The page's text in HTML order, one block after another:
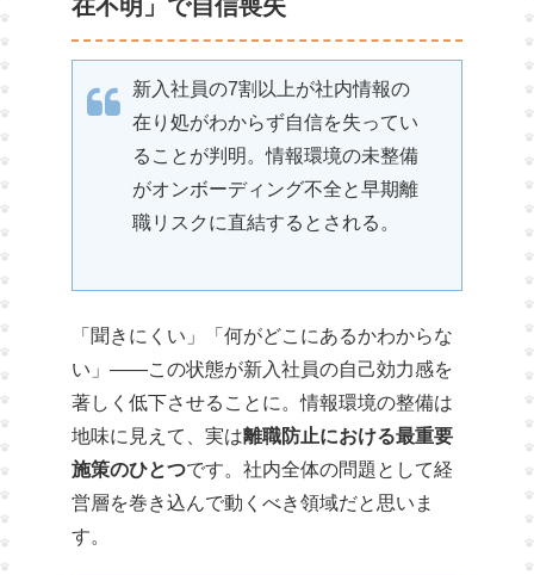
在不明」で自信喪失
新入社員の7割以上が社内情報の
在り処がわからず自信を失ってい
ることが判明。情報環境の未整備
がオンボーディング不全と早期離
職リスクに直結するとされる。
「聞きにくい」「何がどこにあるかわからな
い」——この状態が新入社員の自己効力感を
著しく低下させることに。情報環境の整備は
地味に見えて、実は離職防止における最重要
施策のひとつです。社内全体の問題として経
営層を巻き込んで動くべき領域だと思いま
す。